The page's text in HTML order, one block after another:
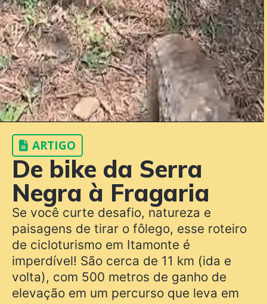
ARTIGO
De bike da Serra
Negra à Fragaria
Se você curte desafio, natureza e
paisagens de tirar o fôlego, esse roteiro
de cicloturismo em Itamonte é
imperdível! São cerca de 11 km (ida e
volta), com 500 metros de ganho de
elevação em um percurso que leva em